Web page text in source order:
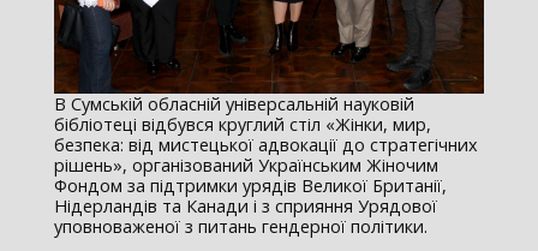
В Сумській обласній універсальній науковій
бібліотеці відбувся круглий стіл «Жінки, мир,
безпека: від мистецької адвокації до стратегічних
рішень», організований Українським Жіночим
Фондом за підтримки урядів Великої Британії,
Нідерландів та Канади і з сприяння Урядової
уповноваженої з питань гендерної політики.